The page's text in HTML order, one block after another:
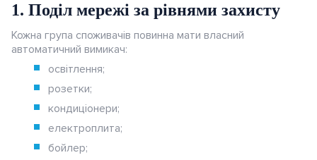
1. Поділ мережі за рівнями захисту
Кожна група споживачів повинна мати власний
автоматичний вимикач:
освітлення;
розетки;
кондиціонери;
електроплита;
бойлер;